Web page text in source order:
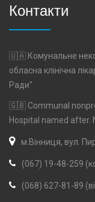
Контакти
🇺🇦 Комунальне
обласна клінічна
Ради"
🇬🇧 Communal
Hospital named after.
м.Вінниця, вул.
(067) 19-48-259
(068) 627-81-89